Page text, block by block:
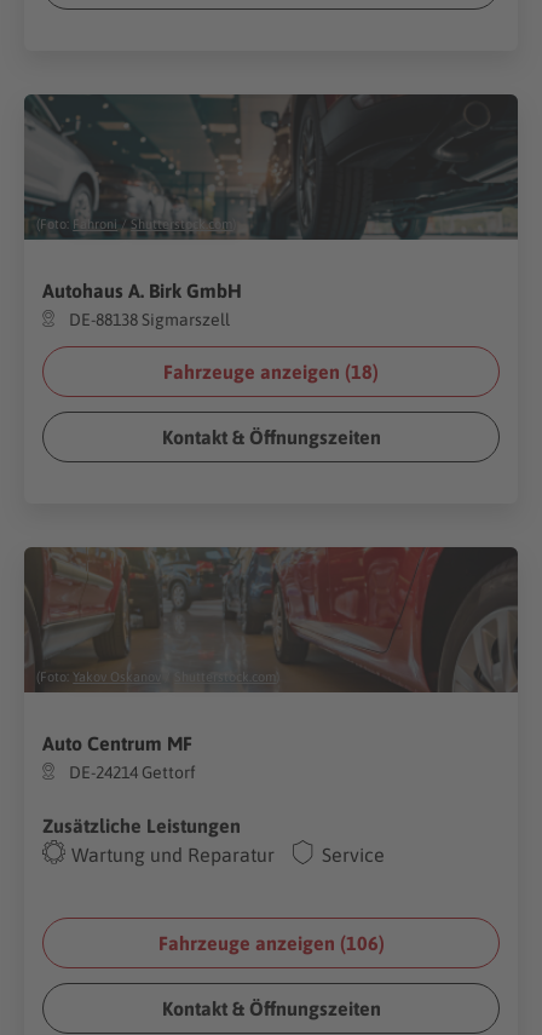
(Foto: Fahroni / Shutterstock.com
Autohaus A. Birk GmbH
DE-88138 Sigmarszell
Fahrzeuge anzeigen (18)
Kontakt & Öffnungszeiten
(Foto: Yakov Oskanov Shutterstock.com
Auto Centrum MF
DE-24214 Gettorf
Zusätzliche Leistungen
Wartung und Reparatur
Service
Fahrzeuge anzeigen (106)
Kontakt & Öffnungszeiten